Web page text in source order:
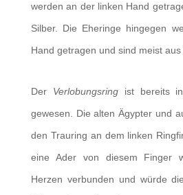
werden an der linken Hand
Silber. Die Eheringe hingegen
Hand getragen und sind meist aus
Der Verlobungsringist bereits in
gewesen. Die alten Ägypter und
den Trauring an dem linken
eine Ader von diesem Finger
Herzen verbunden und würde